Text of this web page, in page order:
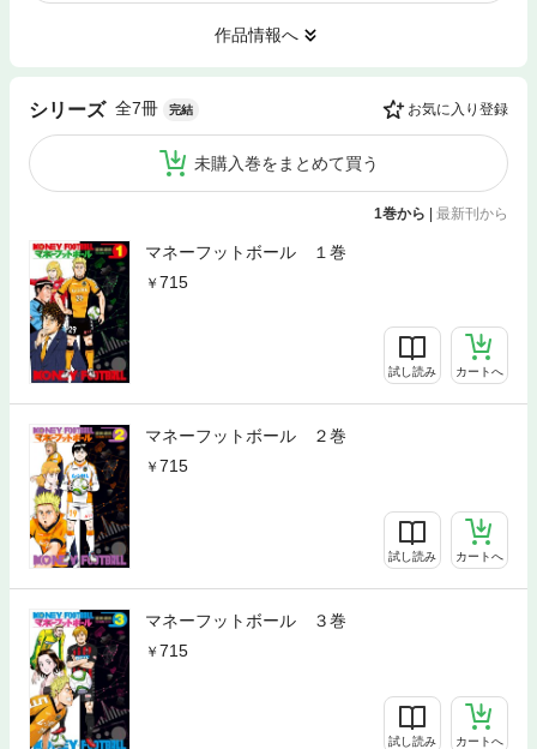
作品情報へ
シリーズ 全7冊 完結 お気に入り登録
未購入巻をまとめて買う
1巻から | 最新刊から
マネーフットボール １巻
715
試し読み カートへ
マネーフットボール ２巻
715
試し読み カートへ
マネーフットボール ３巻
715
試し読み カートへ